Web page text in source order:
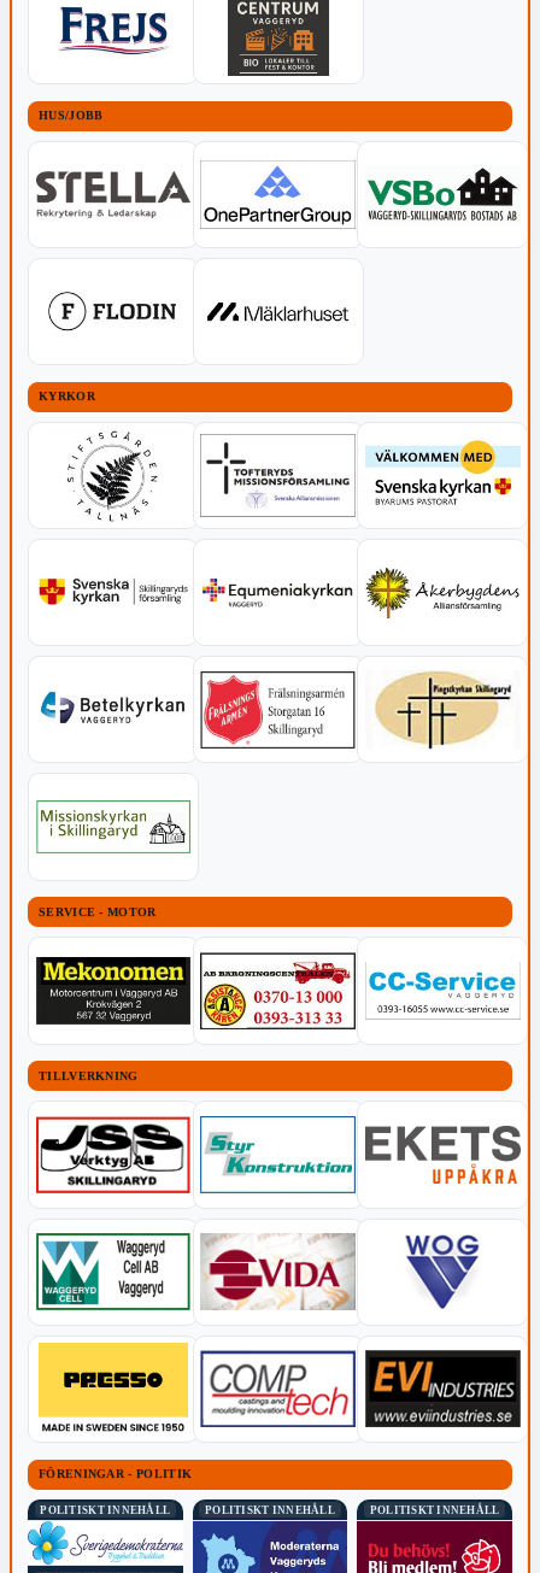
HUS/JOBB
KYRKOR
SERVICE - MOTOR
TILLVERKNING
FÖRENINGAR - POLITIK
POLITISKT INNEHÅLL POLITISKT INNEHÅLL POLITISKT INNEHÅLL